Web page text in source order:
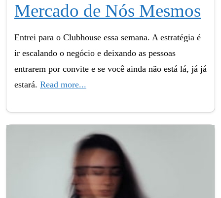
Mercado de Nós Mesmos
Entrei para o Clubhouse essa semana. A estratégia é
ir escalando o negócio e deixando as pessoas
entrarem por convite e se você ainda não está lá, já já
estará. Read more...